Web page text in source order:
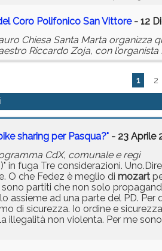
Coro Polifonico San Vittore- 12
Chiesa Santa Marta organizza
Riccardo Zoja, con
1 2
sharing per Pasqua?" - 23 Aprile
CdX, comunale e regi
in fuga Tre considerazioni.
O che Fedez è meglio di mozart
sono partiti che non solo
assieme ad una parte del PD.
di sicurezza. Io ordine e
illegalità non violenta. Per me